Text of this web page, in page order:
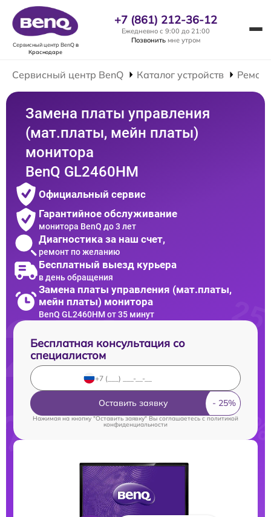
Сервисный центр BenQв
Краснодаре
+7 (861) 212-36-12
Ежедневно с 9:00 до 21:00
Позвонить мне утром
Сервисный центр BenQ Каталог устройств
Замена платы управления
(мат.платы, мейн платы)
монитора
BenQ GL2460HM
Официальный сервис
Гарантийное обслуживание
монитора BenQ до 3 лет
Диагностика за наш счет,
ремонт по желанию
Бесплатный выезд курьера
в день обращения
Замена платы управления (мат.платы,
мейн платы) монитора
BenQ GL2460HM от 35 минут
Бесплатная консультация со
специалистом
Оставить заявку
Нажимая на кнопку "Оставить заявку" Вы соглашаетесь cполитикой
конфиденциальности